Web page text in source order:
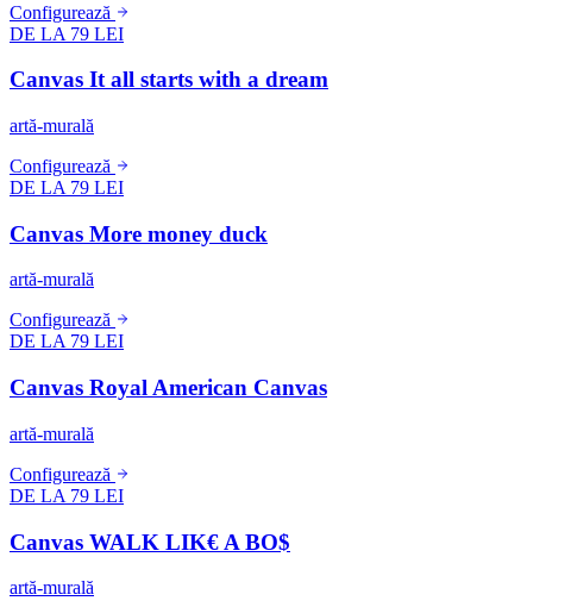
Configurează
DE LA 79 LEI
Canvas It all starts with a dream
artă-murală
Configurează
DE LA 79 LEI
Canvas More money duck
artă-murală
Configurează
DE LA 79 LEI
Canvas Royal American Canvas
artă-murală
Configurează
DE LA 79 LEI
Canvas WALK LIK€ A BO$
artă-murală